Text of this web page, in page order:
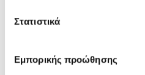
Στατιστικά
Εμπορικής προώθησης
For any further information
name, please contact us via